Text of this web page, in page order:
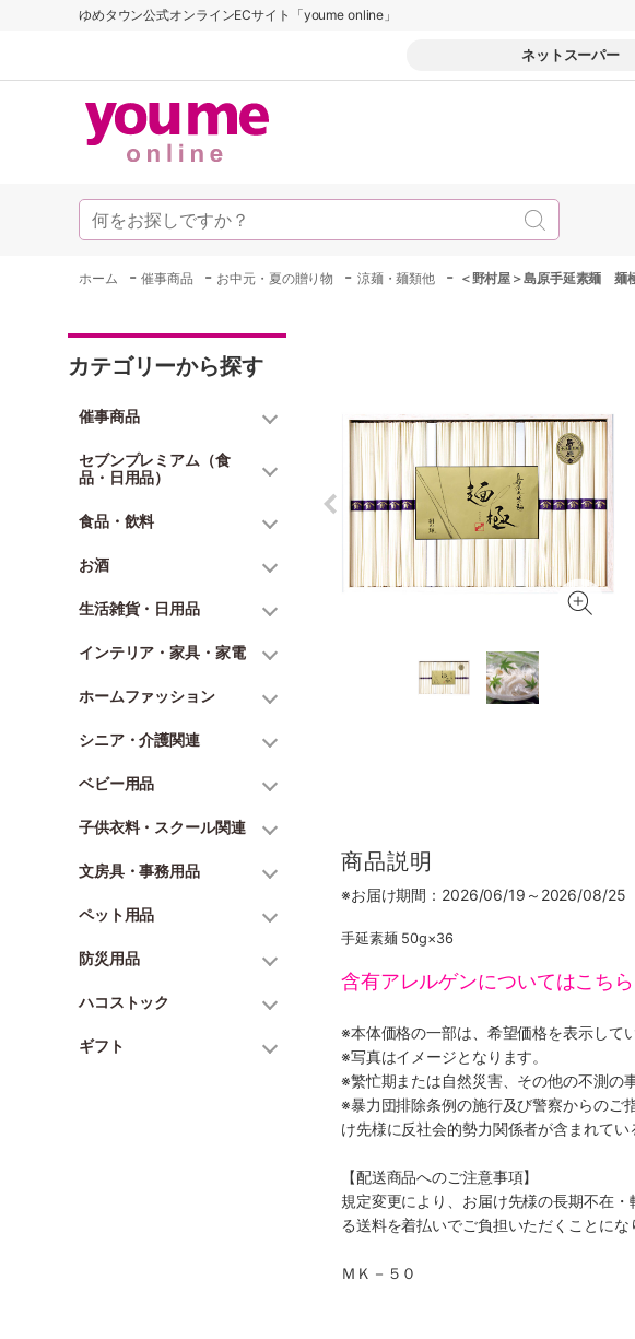
ゆめタウン公式オンラインECサイト「youme online」
ネットスーパー
ホーム -催事商品 - お中元・夏の贈り物 - 涼麺・麺類他 - ＜野村屋＞島原手延素麺 麺
カテゴリーから探す
催事商品
セブンプレミアム（食
品・日用品）
食品・飲料
お酒
生活雑貨・日用品
インテリア・家具・家電
ホームファッション
シニア・介護関連
ベビー用品
子供衣料・スクール関連
文房具・事務用品
ペット用品
防災用品
ハコストック
ギフト
商品説明
※お届け期間：2026/06/19～2026/08/25
手延素麺 50g×36
含有アレルゲンについてはこちら
※本体価格の一部は、希望価格を表示して
※写真はイメージとなります。
※繁忙期または自然災害、その他の不測の
※暴力団排除条例の施行及び警察からのご
け先様に反社会的勢力関係者が含まれて
【配送商品へのご注意事項】
規定変更により、お届け先様の長期不在
る送料を着払いでご負担いただくことに
ＭＫ－５０